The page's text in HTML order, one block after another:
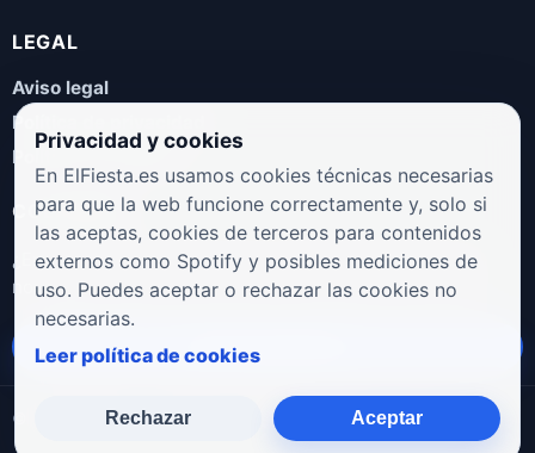
LEGAL
Aviso legal
Política de privacidad
Política de cookies
COLABORA
¿Eres artista, manager, sello o promotor? Envíanos tus
novedades, galas, entrevistas o propuestas musicales.
Enviar propuesta
© 2026 ElFiesta.es Noticias · Galas · Entrevistas · Música
Privacidad y cookies
En ElFiesta.es usamos cookies técnicas necesarias
para que la web funcione correctamente y, solo si
las aceptas, cookies de terceros para contenidos
externos como Spotify y posibles mediciones de
uso. Puedes aceptar o rechazar las cookies no
necesarias.
Leer política de cookies
Rechazar Aceptar